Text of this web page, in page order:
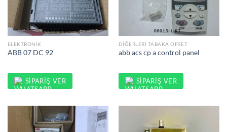
ELEKTRONIK
ABB 07 DC 92
SIPARIŞ VER
DIĞERLERI TABAKA OFSET
abb acs cp a control panel
SIPARIŞ VER